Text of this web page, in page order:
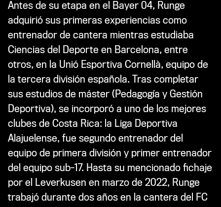
Antes de su etapa en el Bayer 04, Runge
adquirió sus primeras experiencias como
entrenador de cantera mientras estudiaba
Ciencias del Deporte en Barcelona, entre
otros, en la Unió Esportiva Cornellà, equipo de
la tercera división española. Tras completar
sus estudios de máster (Pedagogía y Gestión
Deportiva), se incorporó a uno de los mejores
clubes de Costa Rica: la Liga Deportiva
Alajuelense, fue segundo entrenador del
equipo de primera división y primer entrenador
del equipo sub-17. Hasta su mencionado fichaje
por el Leverkusen en marzo de 2022, Runge
trabajó durante dos años en la cantera del FC